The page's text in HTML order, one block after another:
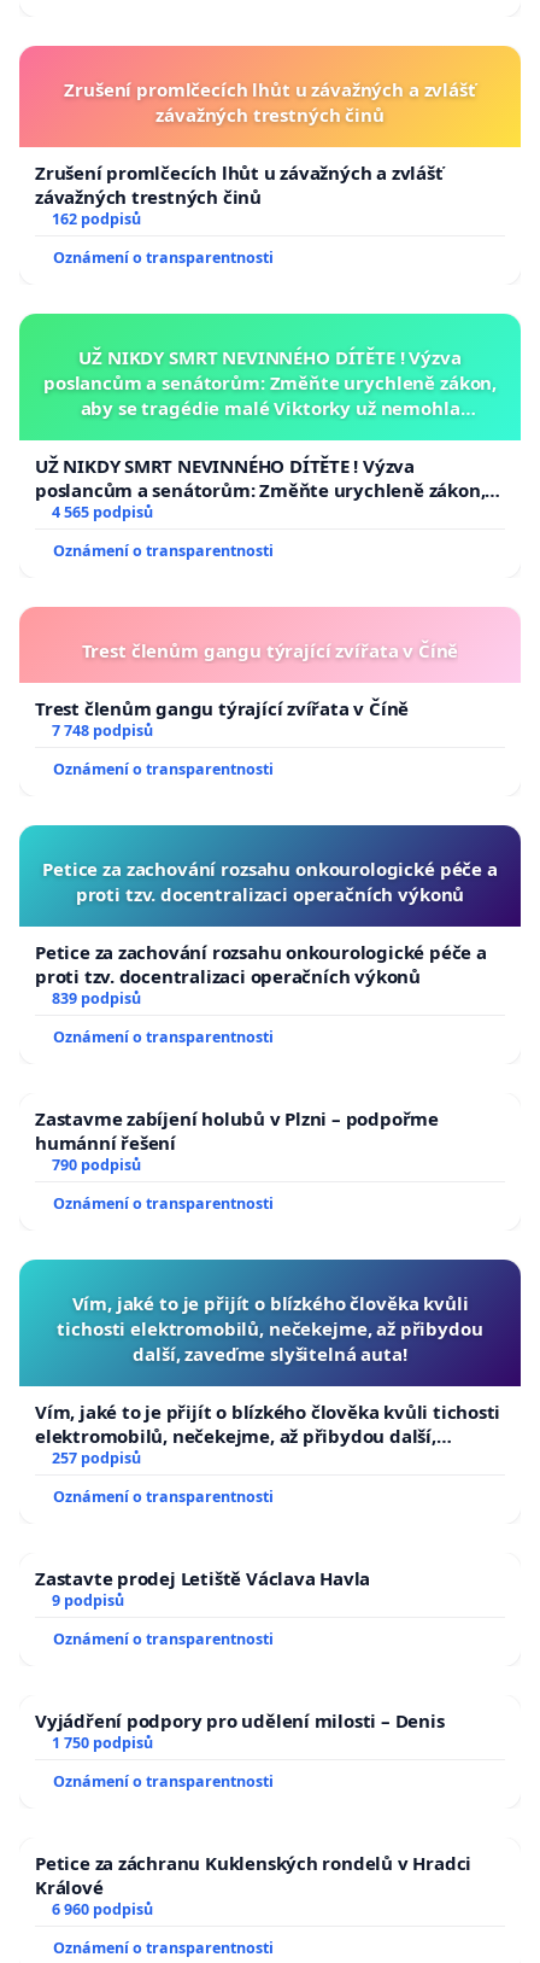
Zrušení promlčecích lhůt u závažných a zvlášť
závažných trestných činů
Zrušení promlčecích lhůt u závažných a zvlášť
závažných trestných činů
162 podpisů
Oznámení o transparentnosti
UŽ NIKDY SMRT NEVINNÉHO DÍTĚTE ! Výzva
poslancům a senátorům: Změňte urychleně zákon,
aby se tragédie malé Viktorky už nemohla
UŽ NIKDY SMRT NEVINNÉHO DÍTĚTE ! Výzva
poslancům a senátorům: Změňte urychleně zákon,
aby se tragédie malé Viktorky už nemohla opakovat!
4 565 podpisů
Oznámení o transparentnosti
Trest členům gangu týrající zvířata v Číně
Trest členům gangu týrající zvířata v Číně
7 748 podpisů
Oznámení o transparentnosti
Petice za zachování rozsahu onkourologické péče a
proti tzv. docentralizaci operačních výkonů
Petice za zachování rozsahu onkourologické péče a
proti tzv. docentralizaci operačních výkonů
839 podpisů
Oznámení o transparentnosti
Zastavme zabíjení holubů v Plzni – podpořme
humánní řešení
790 podpisů
Oznámení o transparentnosti
Vím, jaké to je přijít o blízkého člověka kvůli
tichosti elektromobilů, nečekejme, až přibydou
další, zaveďme slyšitelná auta!
Vím, jaké to je přijít o blízkého člověka kvůli tichosti
elektromobilů, nečekejme, až přibydou další,
zaveďme slyšitelná auta!
257 podpisů
Oznámení o transparentnosti
Zastavte prodej Letiště Václava Havla
9 podpisů
Oznámení o transparentnosti
Vyjádření podpory pro udělení milosti – Denis
1 750 podpisů
Oznámení o transparentnosti
Petice za záchranu Kuklenských rondelů v Hradci
Králové
6 960 podpisů
Oznámení o transparentnosti